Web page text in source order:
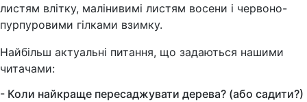
листям влітку, малінивимі листям восени і червоно-
пурпуровими гілками взимку.
Найбільш актуальні питання, що задаються нашими
читачами:
- Коли найкраще пересаджувати дерева? (або садити?)